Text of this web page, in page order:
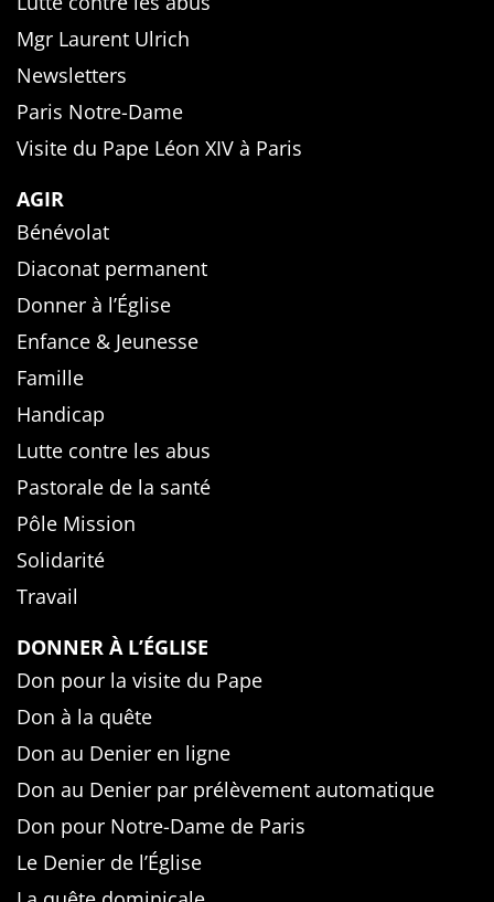
Mgr Laurent Ulrich
Newsletters
Paris Notre-Dame
Visite du Pape Léon XIV à Paris
AGIR
Bénévolat
Diaconat permanent
Donner à l’Église
Enfance & Jeunesse
Famille
Handicap
Lutte contre les abus
Pastorale de la santé
Pôle Mission
Solidarité
Travail
DONNER À L’ÉGLISE
Don pour la visite du Pape
Don à la quête
Don au Denier en ligne
Don au Denier par prélèvement automatique
Don pour Notre-Dame de Paris
Le Denier de l’Église